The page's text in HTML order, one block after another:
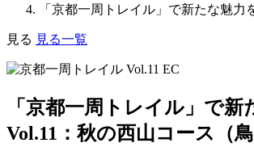
「京都一周トレイル」で新たな魅
見る 見る一覧
「京都一周トレイル」で
Vol.11：秋の西山コース（